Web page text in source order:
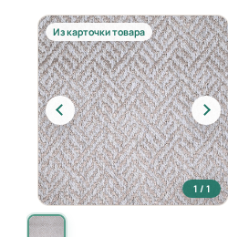
Из карточки товара
1 / 1